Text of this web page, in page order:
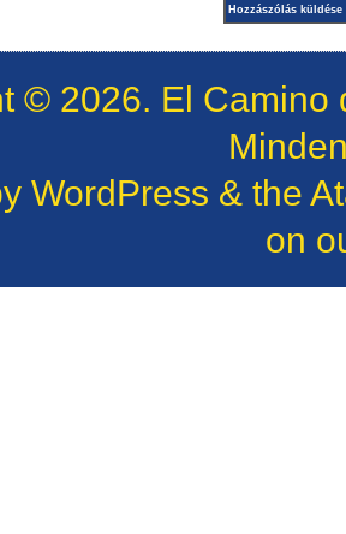
© 2026. El Camino
WordPress & the
on